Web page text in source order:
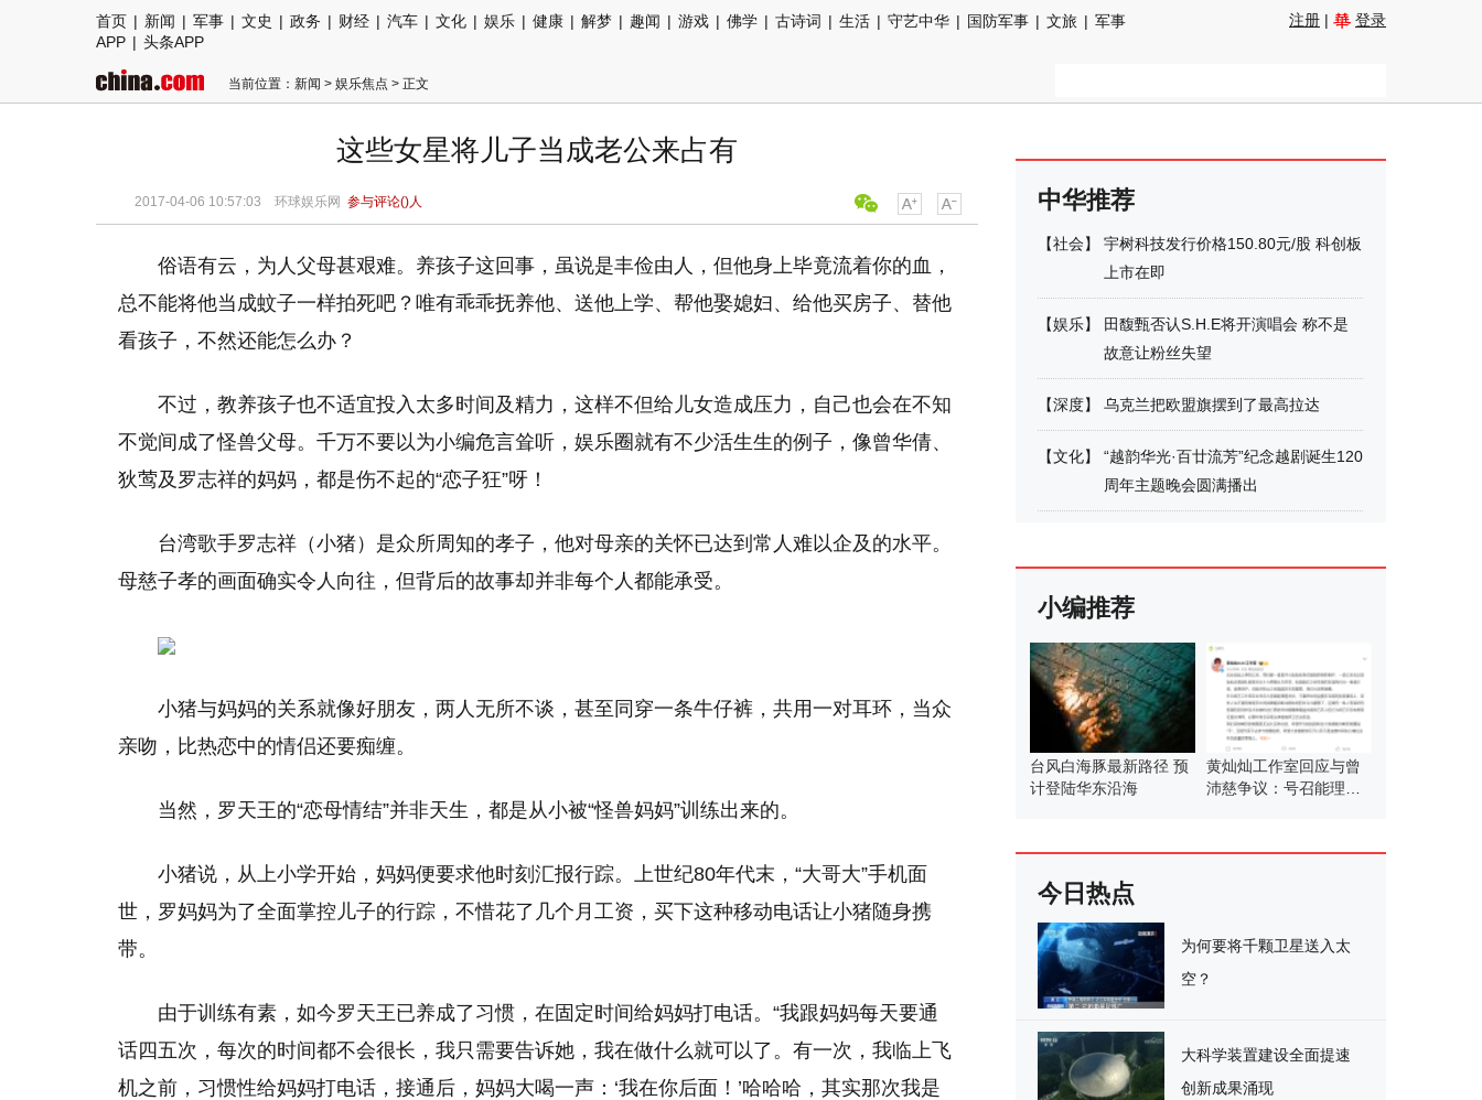
首页 | 新闻 | 军事 | 文史 | 政务 | 财经 | 汽车 | 文化 | 娱乐 | 健康 | 解梦 | 趣闻 | 游戏 | 佛学 | 古诗词 | 生活 | 守艺中华 | 国防军事 | 文旅 | 军事
APP | 头条APP
注册 | 登录
当前位置： 新闻 > 娱乐焦点 > 正文
这些女星将儿子当成老公来占有
2017-04-06 10:57:03 环球娱乐网 参与评论()人
俗语有云，为人父母甚艰难。养孩子这回事，虽说是丰俭由人，但他身上毕竟流着你的血，
总不能将他当成蚊子一样拍死吧？唯有乖乖抚养他、送他上学、帮他娶媳妇、给他买房子、替他
看孩子，不然还能怎么办？
不过，教养孩子也不适宜投入太多时间及精力，这样不但给儿女造成压力，自己也会在不知
不觉间成了怪兽父母。千万不要以为小编危言耸听，娱乐圈就有不少活生生的例子，像曾华倩、
狄莺及罗志祥的妈妈，都是伤不起的“恋子狂”呀！
台湾歌手罗志祥（小猪）是众所周知的孝子，他对母亲的关怀已达到常人难以企及的水平。
母慈子孝的画面确实令人向往，但背后的故事却并非每个人都能承受。
小猪与妈妈的关系就像好朋友，两人无所不谈，甚至同穿一条牛仔裤，共用一对耳环，当众
亲吻，比热恋中的情侣还要痴缠。
当然，罗天王的“恋母情结”并非天生，都是从小被“怪兽妈妈”训练出来的。
小猪说，从上小学开始，妈妈便要求他时刻汇报行踪。上世纪80年代末，“大哥大”手机面
世，罗妈妈为了全面掌控儿子的行踪，不惜花了几个月工资，买下这种移动电话让小猪随身携
带。
由于训练有素，如今罗天王已养成了习惯，在固定时间给妈妈打电话。“我跟妈妈每天要通
话四五次，每次的时间都不会很长，我只需要告诉她，我在做什么就可以了。有一次，我临上飞
机之前，习惯性给妈妈打电话，接通后，妈妈大喝一声：‘我在你后面！’哈哈哈，其实那次我是
中华推荐
【社会】
宇树科技发行价格150.80元/股 科创板
上市在即
【娱乐】
田馥甄否认S.H.E将开演唱会 称不是
故意让粉丝失望
【深度】 乌克兰把欧盟旗摆到了最高拉达
【文化】
“越韵华光·百廿流芳”纪念越剧诞生120
周年主题晚会圆满播出
小编推荐
台风白海豚最新路径 预
计登陆华东沿海
黄灿灿工作室回应与曾
沛慈争议：号召能理智
今日热点
为何要将千颗卫星送入太
空？
大科学装置建设全面提速
创新成果涌现